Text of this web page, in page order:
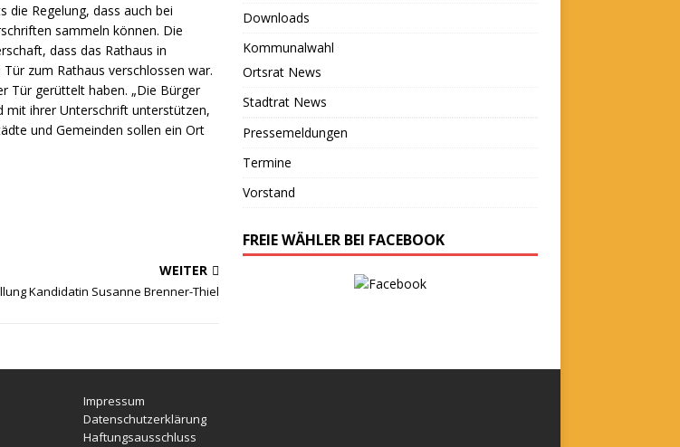
die Regelung, dass auch bei
sammeln können. Die
dass das Rathaus in
zum Rathaus verschlossen war.
Tür gerüttelt haben. „Die Bürger
mit ihrer Unterschrift unterstützen,
und Gemeinden sollen ein Ort
WEITER
Kandidatin Susanne Brenner-Thiel
Downloads
Kommunalwahl
Ortsrat News
Stadtrat News
Pressemeldungen
Termine
Vorstand
FREIE WÄHLER BEI FACEBOOK
Impressum
Datenschutzerklärung
Haftungsausschluss